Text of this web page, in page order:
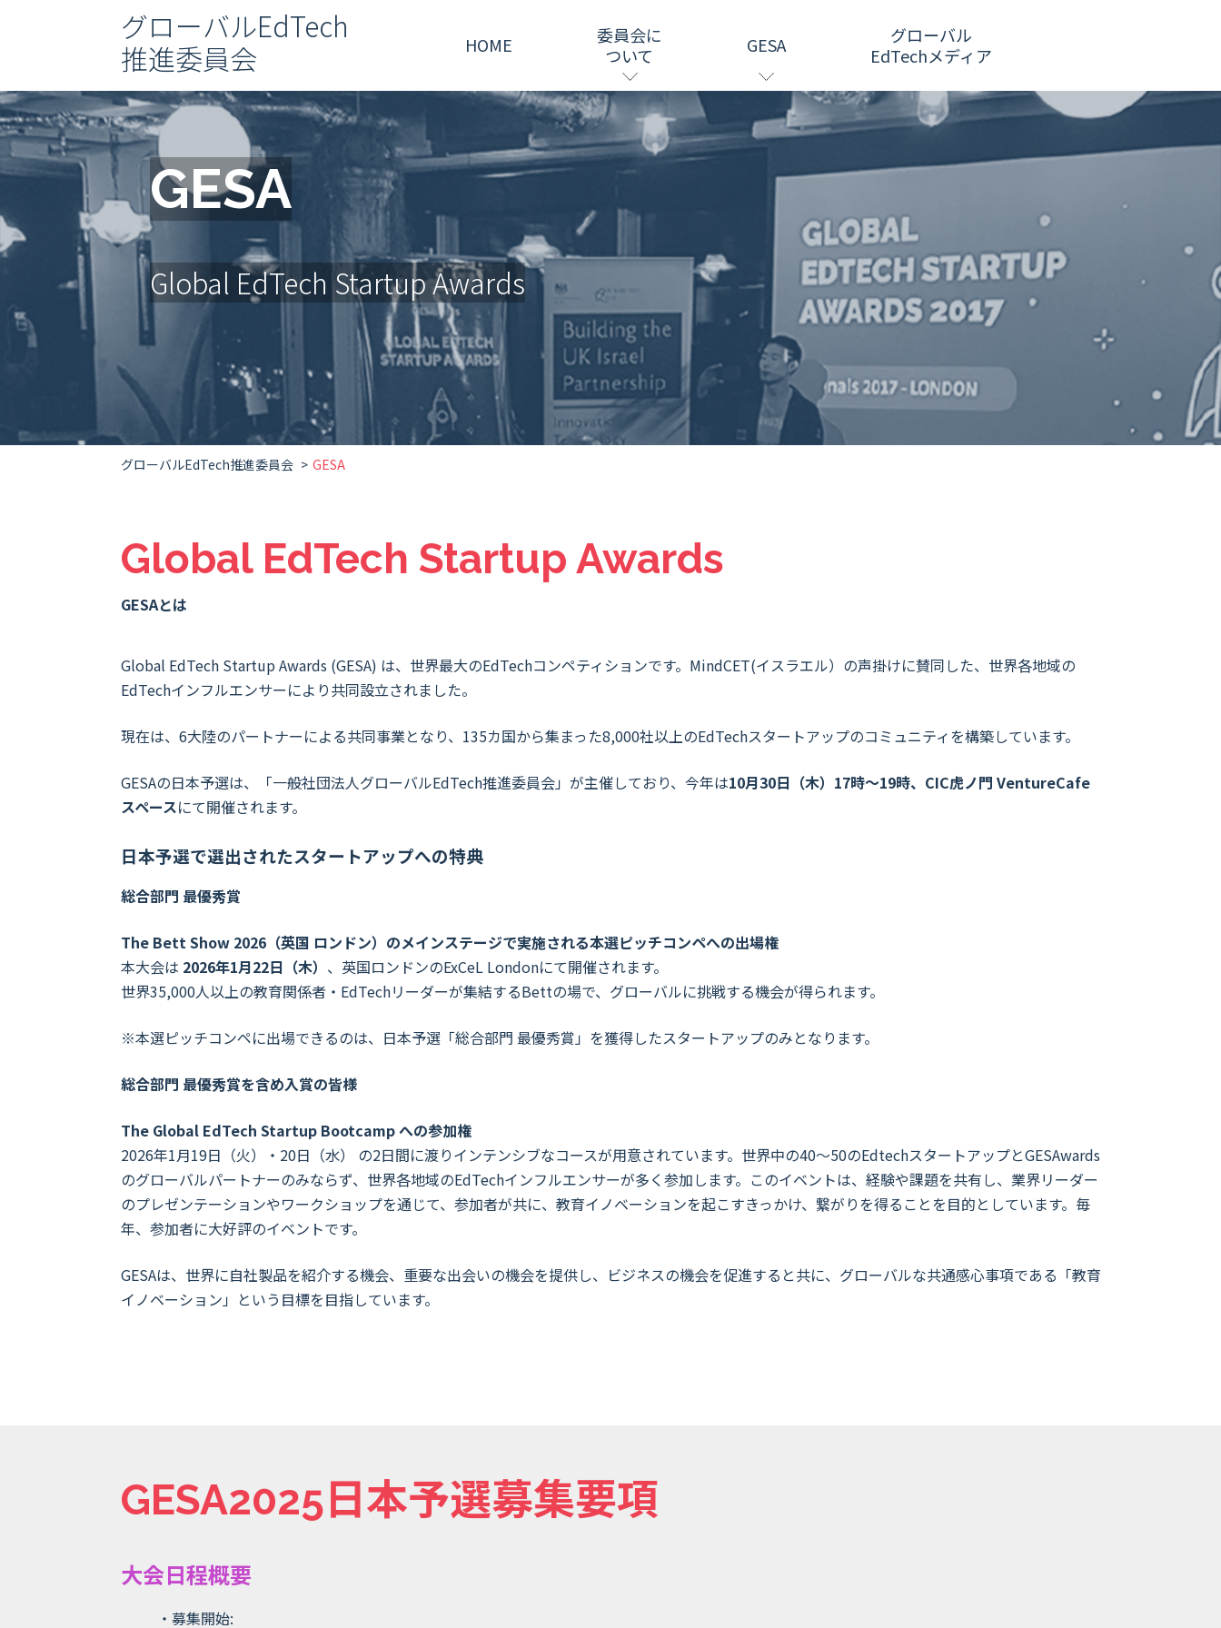
グローバルEdTech
推進委員会
HOME
委員会に
ついて
GESA
グローバル
EdTechメディア
GESA
Global EdTech Startup Awards
グローバルEdTech推進委員会 GESA
Global EdTech Startup Awards
GESAとは
Global EdTech Startup Awards (GESA) は、世界最大のEdTechコンペティションです。MindCET(イスラエル）の声掛けに賛同した、世界各地域の
EdTechインフルエンサーにより共同設立されました。
現在は、6大陸のパートナーによる共同事業となり、135カ国から集まった8,000社以上のEdTechスタートアップのコミュニティを構築しています。
GESAの日本予選は、「一般社団法人グローバルEdTech推進委員会」が主催しており、今年は10月30日（木）17時～19時、CIC虎ノ門 VentureCafe
スペースにて開催されます。
日本予選で選出されたスタートアップへの特典
総合部門 最優秀賞
The Bett Show 2026（英国 ロンドン）のメインステージで実施される本選ピッチコンペへの出場権
本大会は 2026年1月22日（木） 、英国ロンドンのExCeL Londonにて開催されます。
世界35,000人以上の教育関係者・EdTechリーダーが集結するBettの場で、グローバルに挑戦する機会が得られます。
※本選ピッチコンペに出場できるのは、日本予選「総合部門 最優秀賞」を獲得したスタートアップのみとなります。
総合部門 最優秀賞を含め入賞の皆様
The Global EdTech Startup Bootcamp への参加権
2026年1月19日（火）・20日（水） の2日間に渡りインテンシブなコースが用意されています。世界中の40～50のEdtechスタートアップとGESAwards
のグローバルパートナーのみならず、世界各地域のEdTechインフルエンサーが多く参加します。このイベントは、経験や課題を共有し、業界リーダー
のプレゼンテーションやワークショップを通じて、参加者が共に、教育イノベーションを起こすきっかけ、繋がりを得ることを目的としています。毎
年、参加者に大好評のイベントです。
GESAは、世界に自社製品を紹介する機会、重要な出会いの機会を提供し、ビジネスの機会を促進すると共に、グローバルな共通感心事項である「教育
イノベーション」という目標を目指しています。
GESA2025日本予選募集要項
大会日程概要
・募集開始: